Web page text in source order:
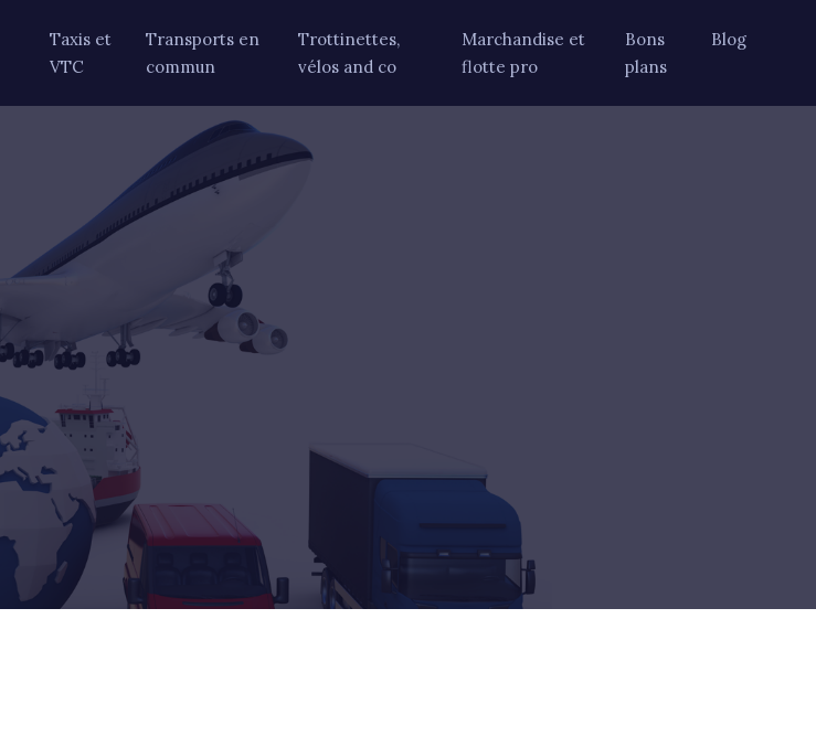
Taxis et
VTC
Transports en
commun
Trottinettes,
vélos and co
Marchandise et
flotte pro
Bons
plans
Blog